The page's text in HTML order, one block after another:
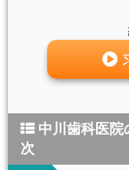
中川歯科医院
次